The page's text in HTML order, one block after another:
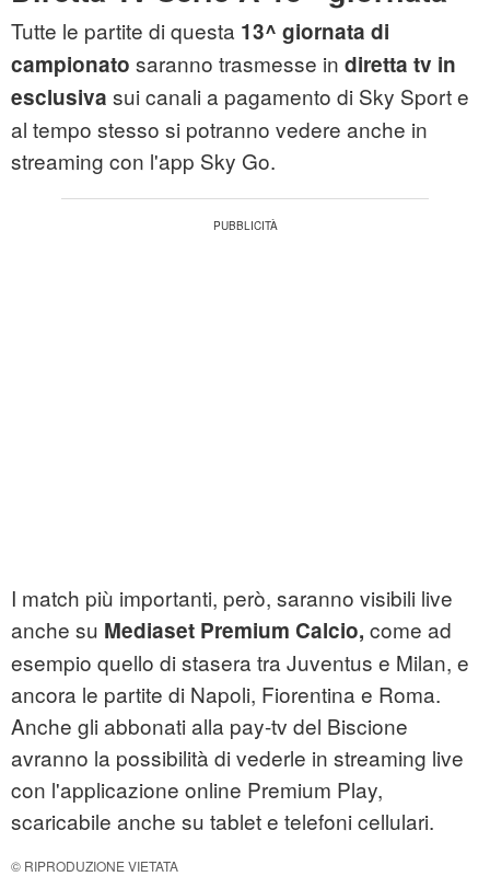
Tutte le partite di questa 13^ giornata di
campionato saranno trasmesse in diretta tv in
esclusiva sui canali a pagamento di Sky Sport e
al tempo stesso si potranno vedere anche in
streaming con l'app Sky Go.
I match più importanti, però, saranno visibili live
anche su Mediaset Premium Calcio, come ad
esempio quello di stasera tra Juventus e Milan, e
ancora le partite di Napoli, Fiorentina e Roma.
Anche gli abbonati alla pay-tv del Biscione
avranno la possibilità di vederle in streaming live
con l'applicazione online Premium Play,
scaricabile anche su tablet e telefoni cellulari.
© RIPRODUZIONE VIETATA